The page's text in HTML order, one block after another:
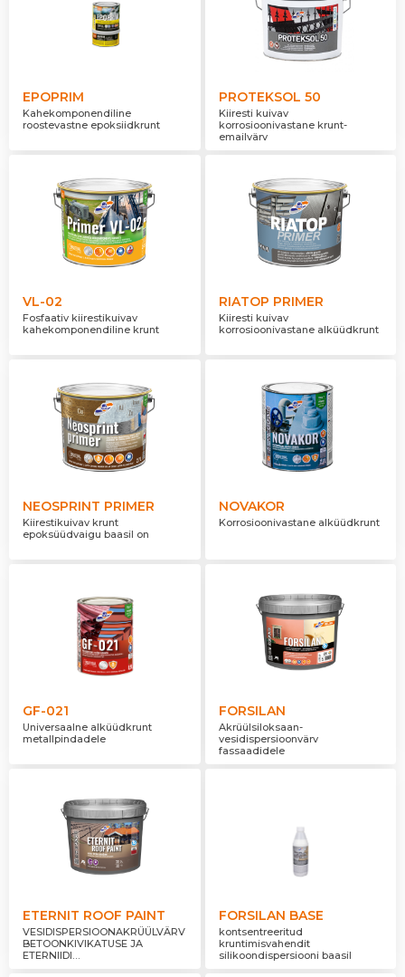
EPOPRIM
Kahekomponendiline
roostevastne epoksiidkrunt
PROTEKSOL 50
Kiiresti kuivav
korrosioonivastane krunt-
emailvärv
VL-02
Fosfaativ kiirestikuivav
kahekomponendiline krunt
RIATOP PRIMER
Kiiresti kuivav
korrosioonivastane alküüdkrunt
NEOSPRINT PRIMER
Kiirestikuivav krunt
epoksüüdvaigu baasil on
NOVAKOR
Korrosioonivastane alküüdkrunt
GF-021
Universaalne alküüdkrunt
metallpindadele
FORSILAN
Akrüülsiloksaan-
vesidispersioonvärv
fassaadidele
ETERNIT ROOF PAINT
VESIDISPERSIOONAKRÜÜLVÄRV
BETOONKIVIKATUSE JA
ETERNIIDI
FORSILAN BASE
kontsentreeritud
kruntimisvahendit
silikoondispersiooni baasil